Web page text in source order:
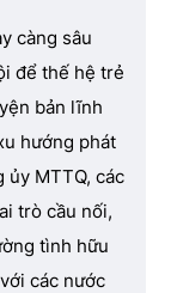
càng sâu
để thế hệ trẻ
bản lĩnh
hướng phát
MTTQ, các
trò cầu nối,
tình hữu
các nước